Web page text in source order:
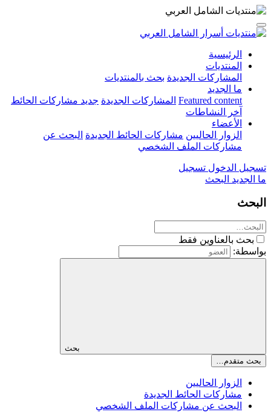
الرئيسية
المنتديات
المشاركات الجديدة بحث بالمنتديات
ما الجديد
Featured content المشاركات الجديدة جديد مشاركات الحائط
آخر النشاطات
الأعضاء
الزوار الحاليين مشاركات الحائط الجديدة البحث عن
مشاركات الملف الشخصي
تسجيل الدخول تسجيل
ما الجديد البحث
البحث
بحث بالعناوين فقط
بواسطة:
بحث
بحث متقدم…
الزوار الحاليين
مشاركات الحائط الجديدة
البحث عن مشاركات الملف الشخصي